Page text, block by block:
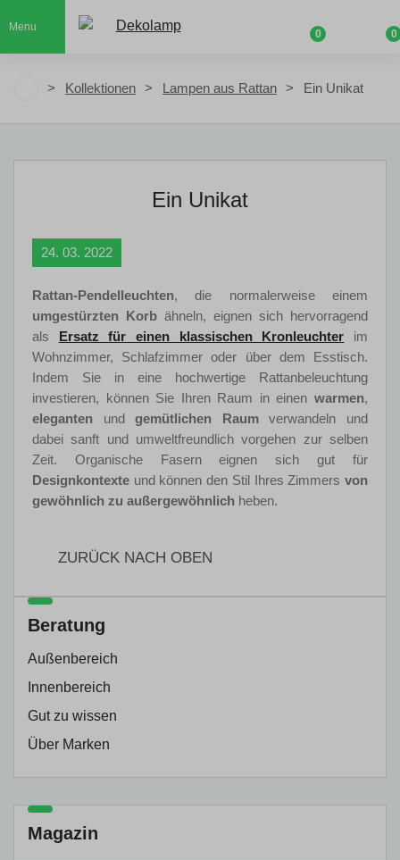
Menu
0 0
Kollektionen Lampen aus Rattan Ein Unikat
Ein Unikat
24. 03. 2022
Rattan-Pendelleuchten, die normalerweise einem
umgestürzten Korb ähneln, eignen sich hervorragend
als Ersatz für einen klassischen Kronleuchter im
Wohnzimmer, Schlafzimmer oder über dem Esstisch.
Indem Sie in eine hochwertige Rattanbeleuchtung
investieren, können Sie Ihren Raum in einen warmen,
eleganten undgemütlichen Raumverwandeln und
dabei sanft und umweltfreundlich vorgehen zur selben
Zeit. Organische Fasern eignen sich gut für
Designkontexte und können den Stil Ihres Zimmers von
gewöhnlich zu außergewöhnlich heben.
ZURÜCK NACH OBEN
Beratung
Außenbereich
Innenbereich
Gut zu wissen
Über Marken
Magazin